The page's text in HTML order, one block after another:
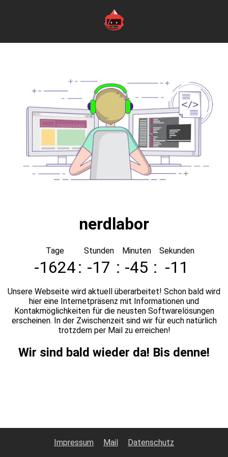
nerdlabor
Tage Stunden Minuten Sekunden
-1624: -17 : -45 : -11
Unsere Webseite wird aktuell überarbeitet! Schon bald wird
hier eine Internetpräsenz mit Informationen und
Kontakmöglichkeiten für die neusten Softwarelösungen
erscheinen. In der Zwischenzeit sind wir für euch natürlich
trotzdem per Mail zu erreichen!
Wir sind bald wieder da! Bis denne!
Impressum Mail Datenschutz